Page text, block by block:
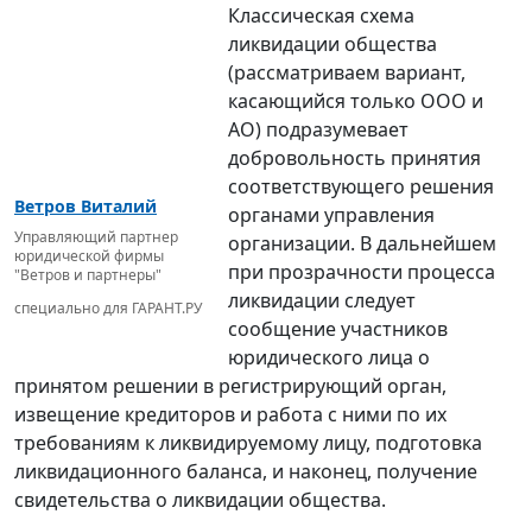
Ветров Виталий
Управляющий партнер
юридической фирмы
"Ветров и партнеры"
специально для ГАРАНТ.РУ
Классическая схема
ликвидации общества
(рассматриваем вариант,
касающийся только ООО и
АО) подразумевает
добровольность принятия
соответствующего решения
органами управления
организации. В дальнейшем
при прозрачности процесса
ликвидации следует
сообщение участников
юридического лица о
принятом решении в регистрирующий орган,
извещение кредиторов и работа с ними по их
требованиям к ликвидируемому лицу, подготовка
ликвидационного баланса, и наконец, получение
свидетельства о ликвидации общества.